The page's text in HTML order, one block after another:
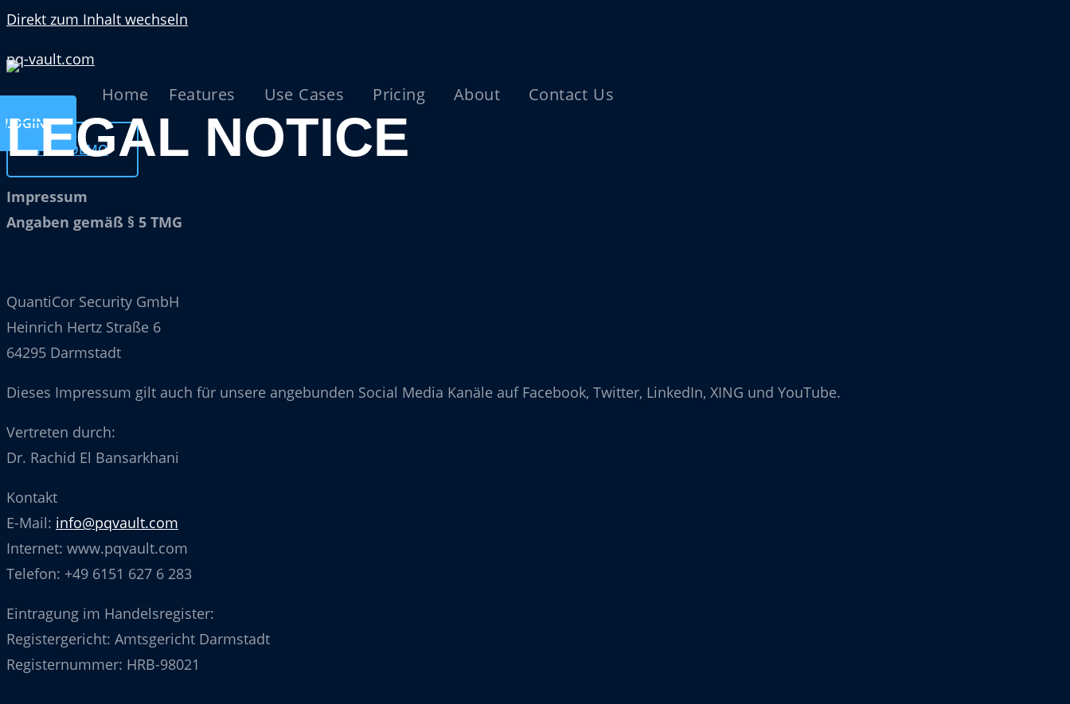
Direkt zum Inhalt wechseln
pq-vault.com
Home Features Use Cases Pricing About Contact Us
LOGIN
FREE DEMO
LEGAL NOTICE
Impressum
Angaben gemäß § 5 TMG
QuantiCor Security GmbH
Heinrich Hertz Straße 6
64295 Darmstadt
Dieses Impressum gilt auch für unsere angebunden Social Media Kanäle auf Facebook, Twitter, LinkedIn, XING und YouTube.
Vertreten durch:
Dr. Rachid El Bansarkhani
Kontakt
E-Mail: info@pqvault.com
Internet: www.pqvault.com
Telefon: +49 6151 627 6 283
Eintragung im Handelsregister:
Registergericht: Amtsgericht Darmstadt
Registernummer: HRB-98021